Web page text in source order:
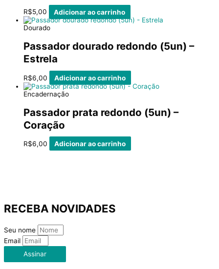
R$5,00 Adicionar ao carrinho
Dourado
Passador dourado redondo (5un) –
Estrela
R$6,00 Adicionar ao carrinho
Encadernação
Passador prata redondo (5un) –
Coração
R$6,00 Adicionar ao carrinho
RECEBA NOVIDADES
Seu nome
Email
Assinar